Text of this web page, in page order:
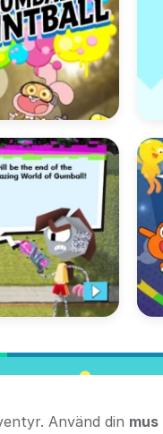
Använd din mus